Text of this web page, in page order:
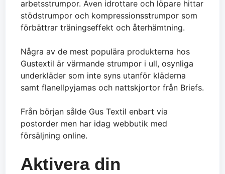
arbetsstrumpor. Även idrottare och löpare hittar
stödstrumpor och kompressionsstrumpor som
förbättrar träningseffekt och återhämtning.
Några av de mest populära produkterna hos
Gustextil är värmande strumpor i ull, osynliga
underkläder som inte syns utanför kläderna
samt flanellpyjamas och nattskjortor från Briefs.
Från början sålde Gus Textil enbart via
postorder men har idag webbutik med
försäljning online.
Aktivera din